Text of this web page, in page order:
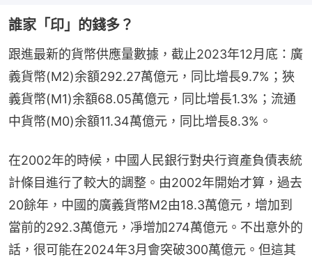
誰家「印」的錢多？
跟進最新的貨幣供應量數據，截止2023年12月底：廣
義貨幣(M2)余額292.27萬億元，同比增長9.7%；狹
義貨幣(M1)余額68.05萬億元，同比增長1.3%；流通
中貨幣(M0)余額11.34萬億元，同比增長8.3%。
在2002年的時候，中國人民銀行對央行資產負債表統
計條目進行了較大的調整。由2002年開始才算，過去
20餘年，中國的廣義貨幣M2由18.3萬億元，增加到
當前的292.3萬億元，凈增加274萬億元。不出意外的
話，很可能在2024年3月會突破300萬億元。但這其